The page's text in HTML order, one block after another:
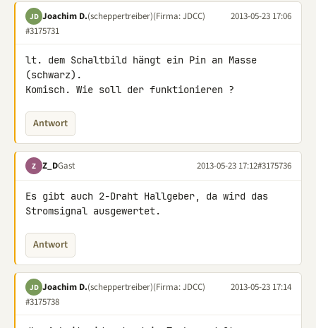
JD Joachim D.(scheppertreiber)(Firma: JDCC)
2013-05-23 17:06
#3175731
lt. dem Schaltbild hängt ein Pin an Masse
(schwarz).
Komisch. Wie soll der funktionieren ?
Antwort
Z Z_DGast 2013-05-23 17:12#3175736
Es gibt auch 2-Draht Hallgeber, da wird das
Stromsignal ausgewertet.
Antwort
JD Joachim D.(scheppertreiber)(Firma: JDCC)
2013-05-23 17:14
#3175738